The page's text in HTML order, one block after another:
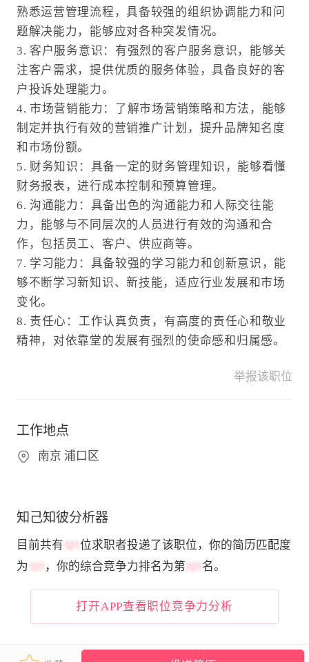
熟悉运营管理流程，具备较强的组织协调能力和问
题解决能力，能够应对各种突发情况。
3. 客户服务意识：有强烈的客户服务意识，能够关
注客户需求，提供优质的服务体验，具备良好的客
户投诉处理能力。
4. 市场营销能力：了解市场营销策略和方法，能够
制定并执行有效的营销推广计划，提升品牌知名度
和市场份额。
5. 财务知识：具备一定的财务管理知识，能够看懂
财务报表，进行成本控制和预算管理。
6. 沟通能力：具备出色的沟通能力和人际交往能
力，能够与不同层次的人员进行有效的沟通和合
作，包括员工、客户、供应商等。
7. 学习能力：具备较强的学习能力和创新意识，能
够不断学习新知识、新技能，适应行业发展和市场
变化。
8. 责任心：工作认真负责，有高度的责任心和敬业
精神，对依靠堂的发展有强烈的使命感和归属感。
举报该职位
工作地点
南京 浦口区
知己知彼分析器
目前共有
位求职者投递了该职位，你的简历匹配度
为
，你的综合竞争力排名为第 名。
打开APP查看职位竞争力分析